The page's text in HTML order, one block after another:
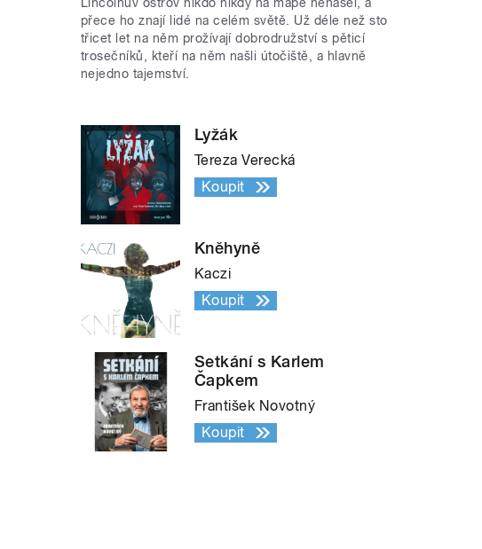
Lincolnův ostrov nikdo nikdy na mapě nenašel, a
přece ho znají lidé na celém světě. Už déle než sto
třicet let na něm prožívají dobrodružství s pěticí
trosečníků, kteří na něm našli útočiště, a hlavně
nejedno tajemství.
Lyžák
Tereza Verecká
Koupit
Kněhyně
Kaczi
Koupit
Setkání s Karlem
Čapkem
František Novotný
Koupit